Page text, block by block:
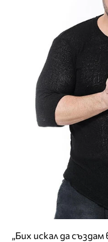
„Бих искал да